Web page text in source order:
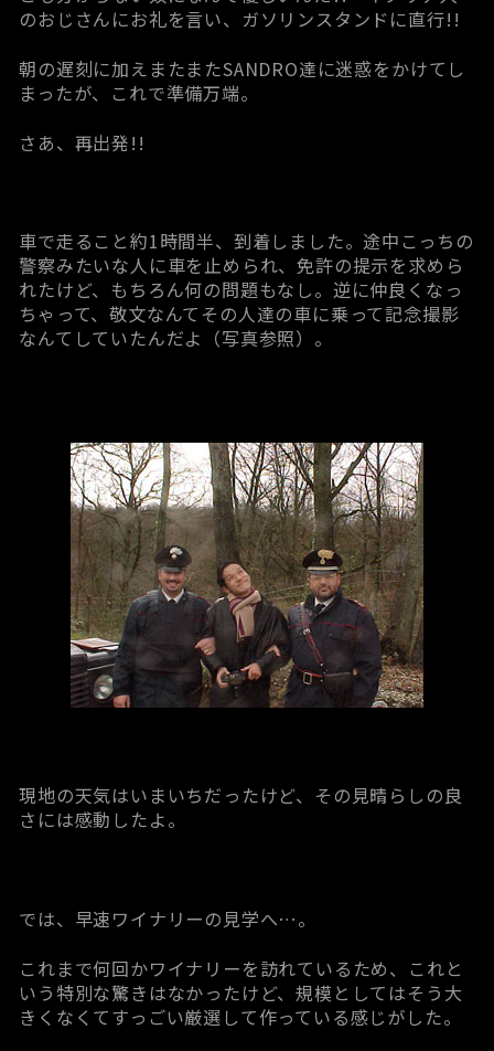
のおじさんにお礼を言い、ガソリンスタンドに直行!!
朝の遅刻に加えまたまたSANDRO達に迷惑をかけてし
まったが、これで準備万端。
さあ、再出発!!
車で走ること約1時間半、到着しました。途中こっちの
警察みたいな人に車を止められ、免許の提示を求めら
れたけど、もちろん何の問題もなし。逆に仲良くなっ
ちゃって、敬文なんてその人達の車に乗って記念撮影
なんてしていたんだよ（写真参照）。
現地の天気はいまいちだったけど、その見晴らしの良
さには感動したよ。
では、早速ワイナリーの見学へ…。
これまで何回かワイナリーを訪れているため、これと
いう特別な驚きはなかったけど、規模としてはそう大
きくなくてすっごい厳選して作っている感じがした。